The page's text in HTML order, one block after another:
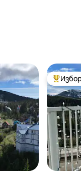
Най-